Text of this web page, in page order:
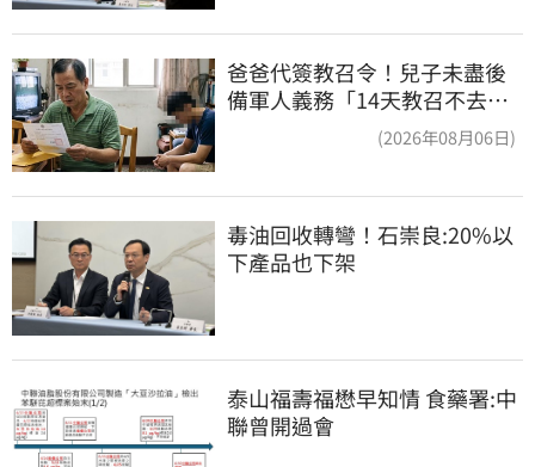
爸爸代簽教召令！兒子未盡後
備軍人義務「14天教召不去」
(2026年08月06日)
毒油回收轉彎！石崇良:20%以
下產品也下架
泰山福壽福懋早知情 食藥署:中
聯曾開過會